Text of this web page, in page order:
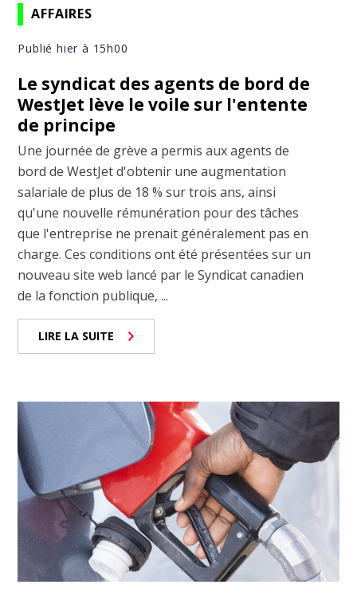
AFFAIRES
Publié hier à 15h00
Le syndicat des agents de bord de
WestJet lève le voile sur l'entente
de principe
Une journée de grève a permis aux agents de
bord de WestJet d'obtenir une augmentation
salariale de plus de 18 % sur trois ans, ainsi
qu'une nouvelle rémunération pour des tâches
que l'entreprise ne prenait généralement pas en
charge. Ces conditions ont été présentées sur un
nouveau site web lancé par le Syndicat canadien
de la fonction publique, ...
LIRE LA SUITE